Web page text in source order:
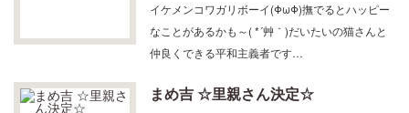
イケメンコワガリボーイ(ΦωΦ)撫でるとハッピー
なことがあるかも～( *´艸｀)だいたいの猫さんと
仲良くできる平和主義者です…
まめ吉 ☆里親さん決定☆